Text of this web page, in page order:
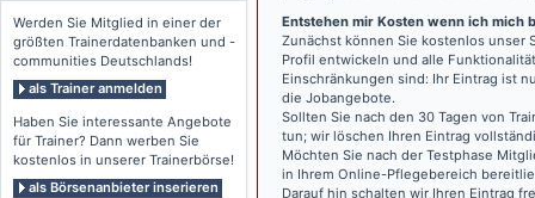
Werden Sie Mitglied in einer der
größten Trainerdatenbanken und -
communities Deutschlands!
als Trainer anmelden
Haben Sie interessante Angebote
für Trainer? Dann werben Sie
kostenlos in unserer Trainerbörse!
als Börsenanbieter inserieren
Entstehen mir Kosten wenn ich mich
Zunächst können Sie kostenlos unser
Profil entwickeln und alle
Einschränkungen sind: Ihr Eintrag ist
die Jobangebote.
Sollten Sie nach den 30 Tagen von
tun; wir löschen Ihren Eintrag
Möchten Sie nach der Testphase
in Ihrem Online-Pflegebereich
Darauf hin schalten wir Ihren Eintrag